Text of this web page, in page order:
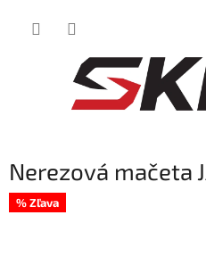
Nerezová mačeta
% Zľava